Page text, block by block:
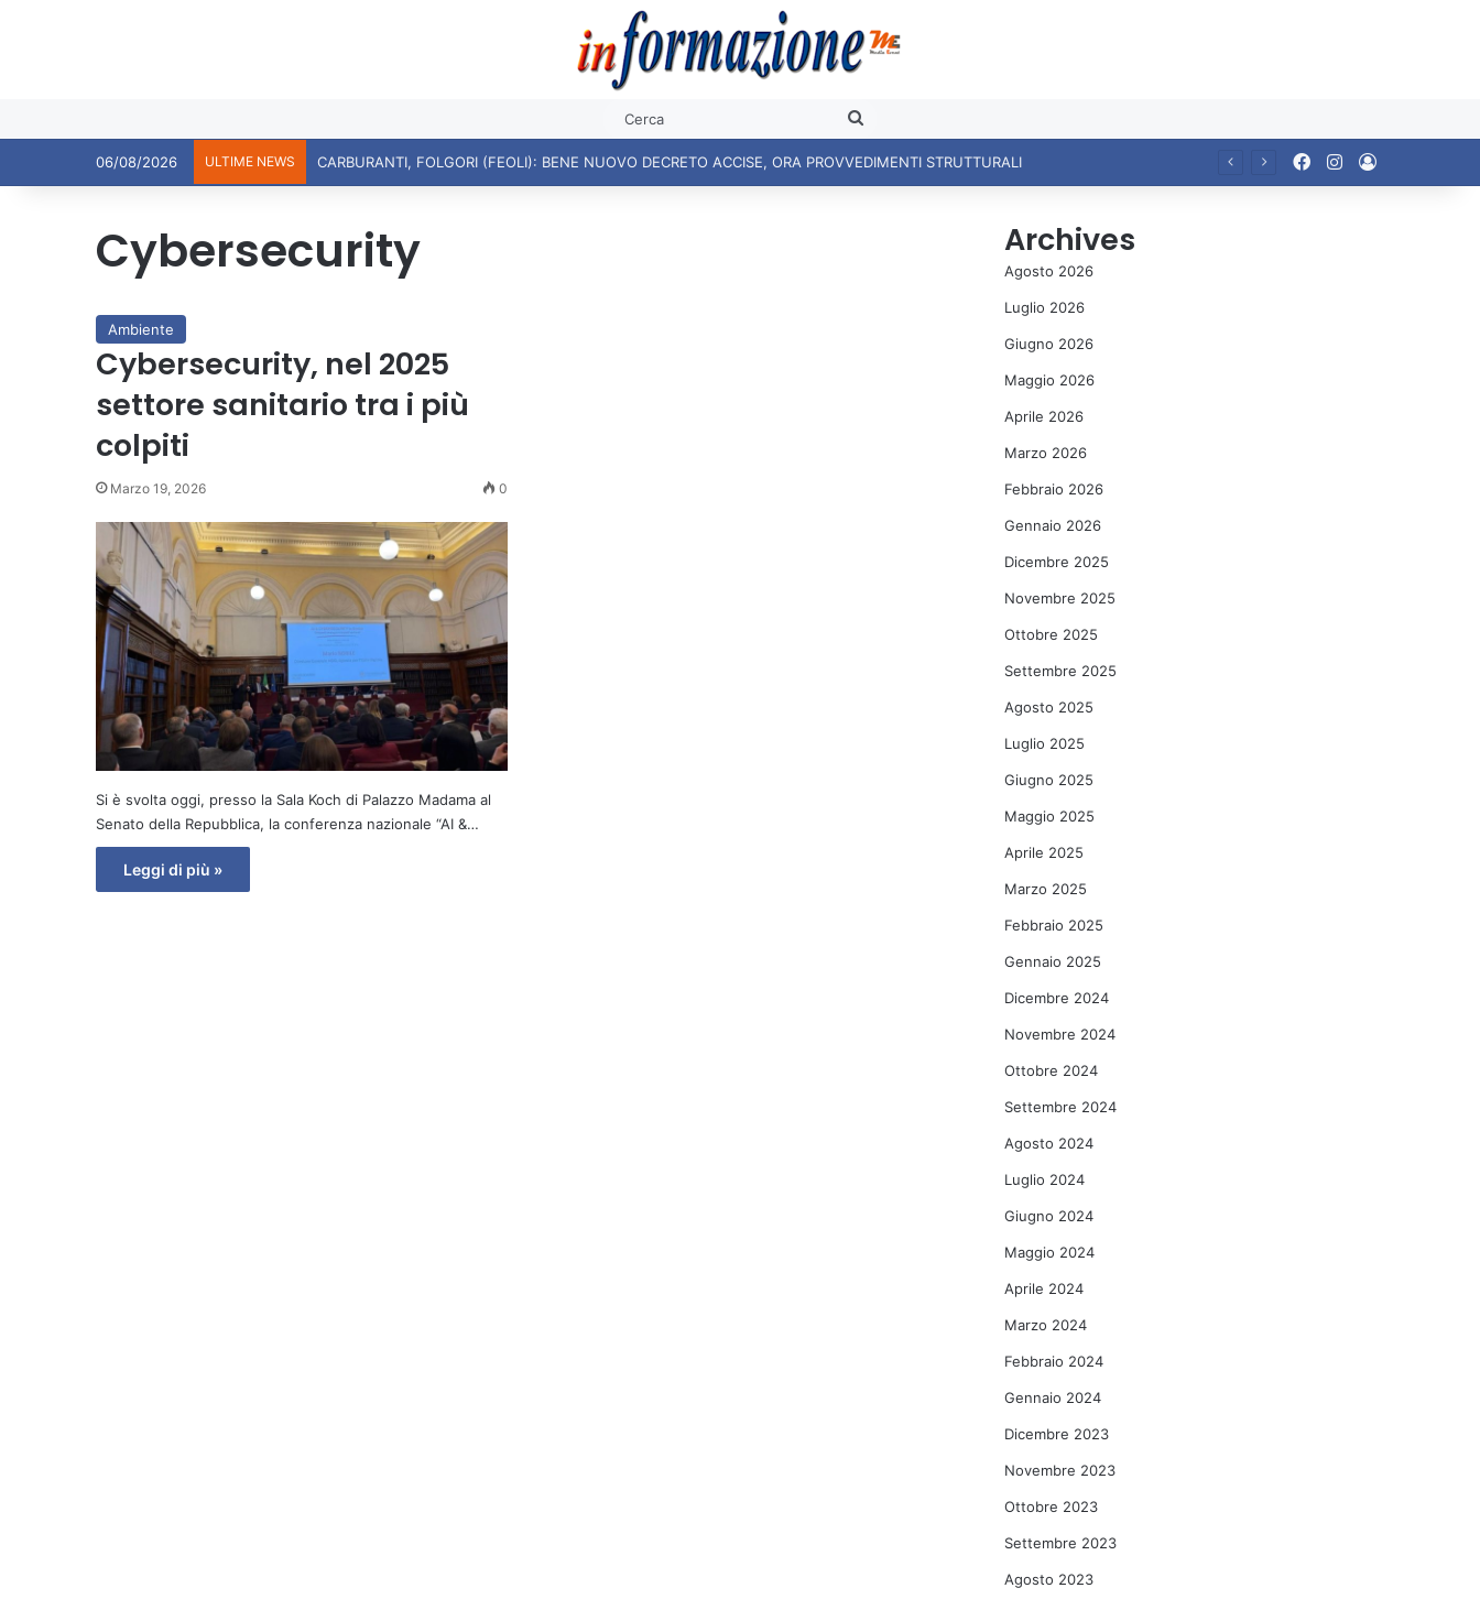
06/08/2026 ULTIME NEWS CARBURANTI, FOLGORI (FEOLI): BENE NUOVO DECRETO ACCISE, ORA PROVVEDIMENTI STRUTTURALI FacebookInstagram
Cybersecurity
Ambiente
Cybersecurity, nel 2025
settore sanitario tra i più
colpiti
Marzo 19, 2026 0
Si è svolta oggi, presso la Sala Koch di Palazzo Madama al
Senato della Repubblica, la conferenza nazionale “AI &…
Leggi di più »
Archives
Agosto 2026
Luglio 2026
Giugno 2026
Maggio 2026
Aprile 2026
Marzo 2026
Febbraio 2026
Gennaio 2026
Dicembre 2025
Novembre 2025
Ottobre 2025
Settembre 2025
Agosto 2025
Luglio 2025
Giugno 2025
Maggio 2025
Aprile 2025
Marzo 2025
Febbraio 2025
Gennaio 2025
Dicembre 2024
Novembre 2024
Ottobre 2024
Settembre 2024
Agosto 2024
Luglio 2024
Giugno 2024
Maggio 2024
Aprile 2024
Marzo 2024
Febbraio 2024
Gennaio 2024
Dicembre 2023
Novembre 2023
Ottobre 2023
Settembre 2023
Agosto 2023